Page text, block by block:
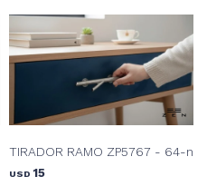
TIRADOR RAMO ZP5767 - 64-n
USD 15